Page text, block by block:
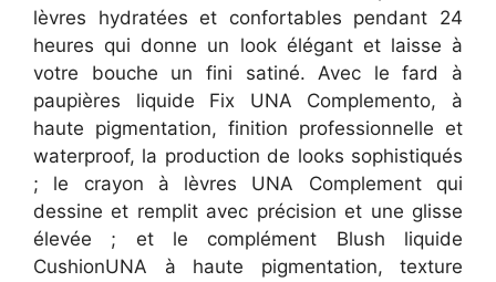
lèvres hydratées et confortables pendant 24
heures qui donne un look élégant et laisse à
votre bouche un fini satiné. Avec le fard à
paupières liquide Fix UNA Complemento, à
haute pigmentation, finition professionnelle et
waterproof, la production de looks sophistiqués
; le crayon à lèvres UNA Complement qui
dessine et remplit avec précision et une glisse
élevée ; et le complément Blush liquide
CushionUNA à haute pigmentation, texture